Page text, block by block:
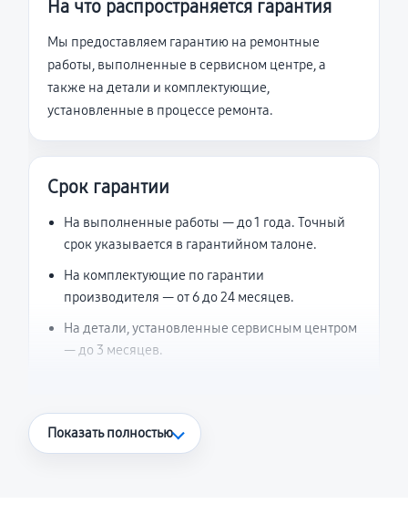
На что распространяется гарантия
Мы предоставляем гарантию на ремонтные
работы, выполненные в сервисном центре, а
также на детали и комплектующие,
установленные в процессе ремонта.
Срок гарантии
На выполненные работы — до 1 года. Точный
срок указывается в гарантийном талоне.
На комплектующие по гарантии
производителя — от 6 до 24 месяцев.
На детали, установленные сервисным центром
— до 3 месяцев.
Что считается гарантийным случаем
Показать полностью